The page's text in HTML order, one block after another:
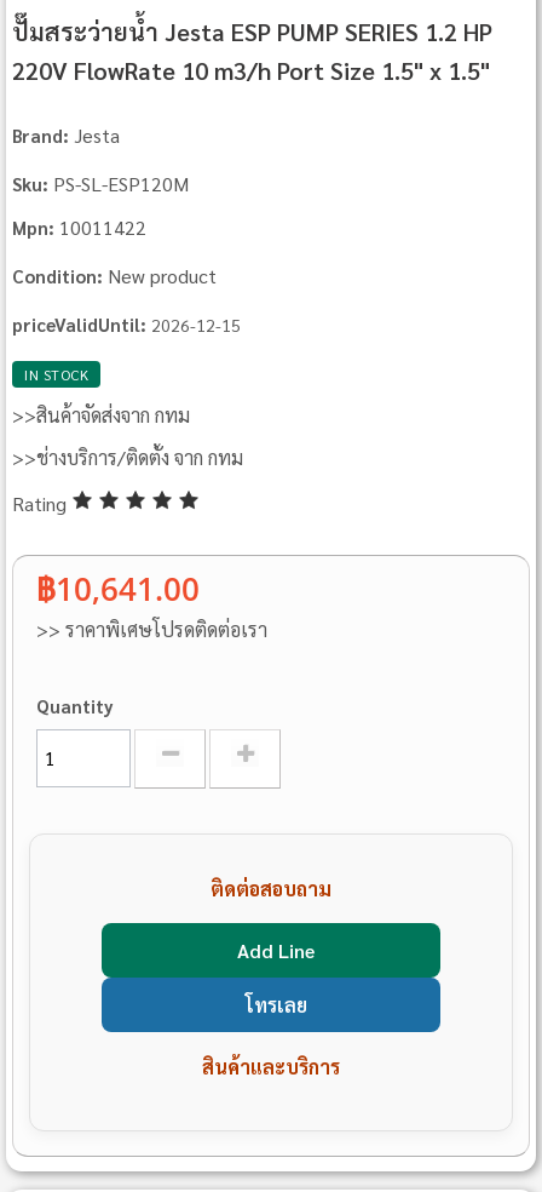
ปั๊มสระว่ายน้ำ Jesta ESP PUMP SERIES 1.2 HP
220V FlowRate 10 m3/h Port Size 1.5" x 1.5"
Brand: Jesta
Sku: PS-SL-ESP120M
Mpn: 10011422
Condition: New product
priceValidUntil: 2026-12-15
IN STOCK
>>สินค้าจัดส่งจาก กทม
>>ช่างบริการ/ติดตั้ง จาก กทม
Rating
฿10,641.00
>> ราคาพิเศษโปรดติดต่อเรา
Quantity
ติดต่อสอบถาม
Add Line
โทรเลย
สินค้าและบริการ